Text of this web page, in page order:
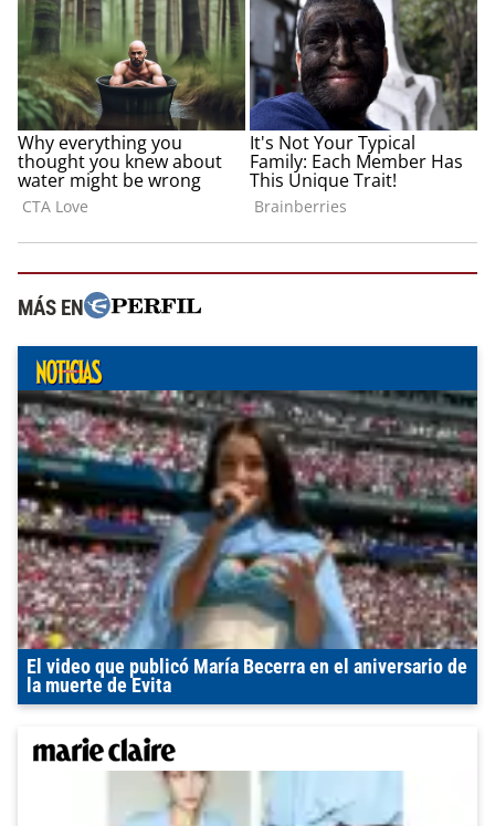
MÁS EN
El video que publicó María Becerra en el aniversario de
la muerte de Evita